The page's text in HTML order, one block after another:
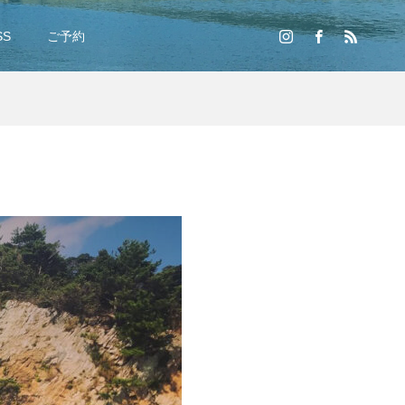
ご予約